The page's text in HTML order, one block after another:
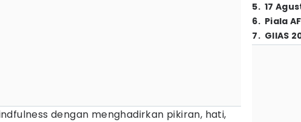
dengan menghadirkan pikiran, hati,
5. 17
6. Piala
7. GIIAS